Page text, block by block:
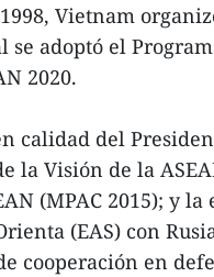
Vietnam
se adoptó el
2020.
calidad del
la Visión de la
(MPAC 2015); y
(EAS) con
cooperación en